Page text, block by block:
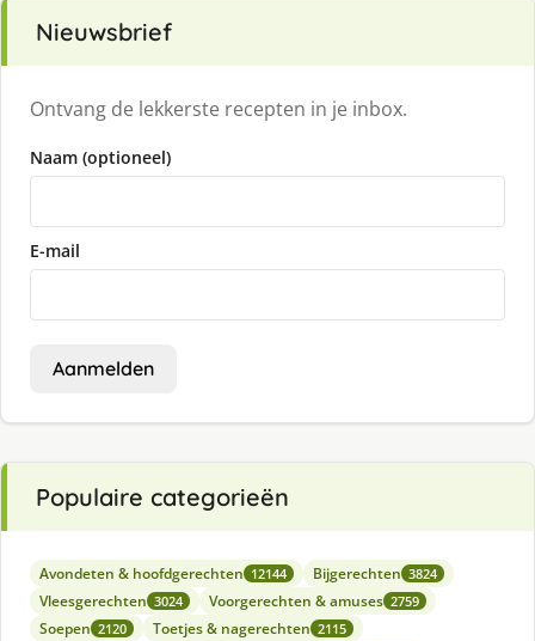
Nieuwsbrief
Ontvang de lekkerste recepten in je inbox.
Naam (optioneel)
E-mail
Aanmelden
Populaire categorieën
Avondeten & hoofdgerechten 12144 Bijgerechten 3824
Vleesgerechten 3024 Voorgerechten & amuses 2759
Soepen 2120 Toetjes & nagerechten 2115